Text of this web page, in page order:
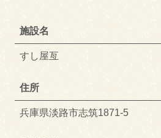
施設名
すし屋亙
住所
兵庫県淡路市志筑1871-5